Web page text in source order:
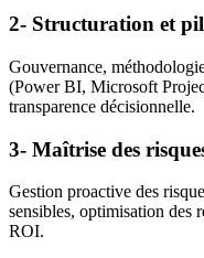
2- Structuration et
Gouvernance,
(Power BI, Microsoft
transparence décisionnelle.
3- Maîtrise des
Gestion proactive des
sensibles, optimisation des
ROI.